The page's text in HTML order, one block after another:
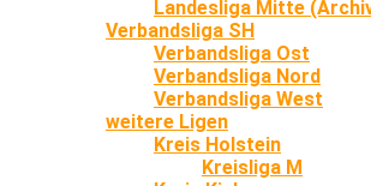
Landesliga Mitte
Verbandsliga SH
Verbandsliga Ost
Verbandsliga Nord
Verbandsliga West
weitere Ligen
Kreis Holstein
Kreisliga M